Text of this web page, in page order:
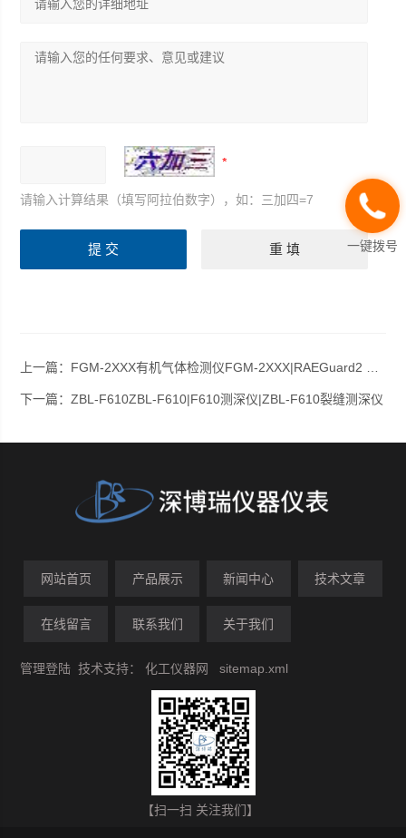
请输入计算结果（填写阿拉伯数字），如：三加四=7
上一篇： FGM-2XXX有机气体检测仪FGM-2XXX|RAEGuard2 PID有机气体检测仪FGM-2XXX
下一篇：ZBL-F610ZBL-F610|F610测深仪|ZBL-F610裂缝测深仪
网站首页 产品展示 新闻中心 技术文章
在线留言 联系我们 关于我们
管理登陆 技术支持：化工仪器网 sitemap.xml
【扫一扫 关注我们】
一键拨号